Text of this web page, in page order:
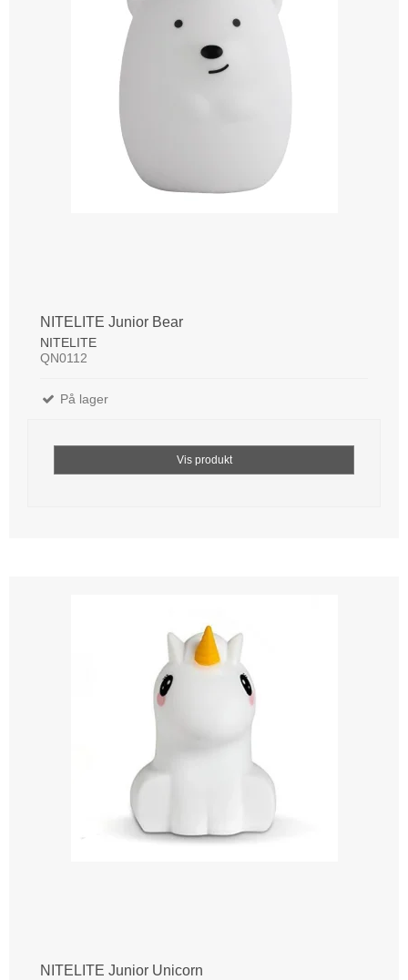
NITELITE Junior Bear
NITELITE
QN0112
På lager
Vis produkt
NITELITE Junior Unicorn